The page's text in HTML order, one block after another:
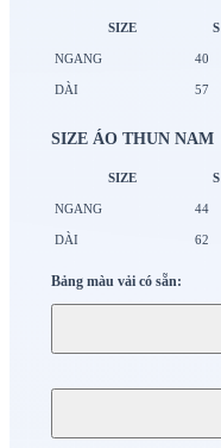
SIZE S
NGANG 40
DÀI 57
SIZE ÁO THUN NAM
SIZE S
NGANG 44
DÀI 62
Bảng màu vải có sẵn: